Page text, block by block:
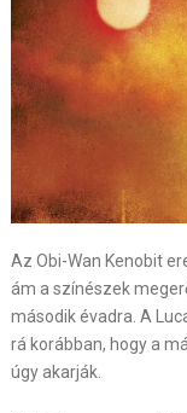
Az Obi-Wan Kenobit
ám a színészek
második évadra. A
rá korábban, hogy a
úgy akarják.